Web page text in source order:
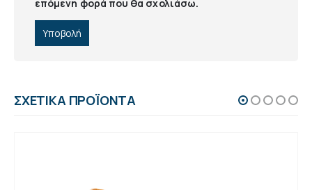
επόμενη φορά που θα σχολιάσω.
ΣΧΕΤΙΚΆ ΠΡΟΪΌΝΤΑ